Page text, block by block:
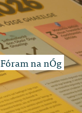
na nÓg